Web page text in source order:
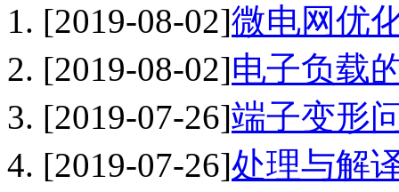
[2019-08-02]微电网优
[2019-08-02]电子负载
[2019-07-26]端子变形
[2019-07-26]处理与解